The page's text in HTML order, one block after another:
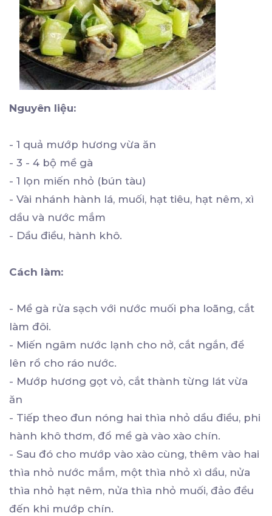
Nguyên liệu:
- 1 quả mướp hương vừa ăn
- 3 - 4 bộ mề gà
- 1 lọn miến nhỏ (bún tàu)
- Vài nhánh hành lá, muối, hạt tiêu, hạt nêm, xì
dầu và nước mắm
- Dầu điều, hành khô.
Cách làm:
- Mề gà rửa sạch với nước muối pha loãng, cắt
làm đôi.
- Miến ngâm nước lạnh cho nở, cắt ngắn, để
lên rổ cho ráo nước.
- Mướp hương gọt vỏ, cắt thành từng lát vừa
ăn
- Tiếp theo đun nóng hai thìa nhỏ dầu điều, phi
hành khô thơm, đổ mề gà vào xào chín.
- Sau đó cho mướp vào xào cùng, thêm vào hai
thìa nhỏ nước mắm, một thìa nhỏ xì dầu, nửa
thìa nhỏ hạt nêm, nửa thìa nhỏ muối, đảo đều
đến khi mướp chín.